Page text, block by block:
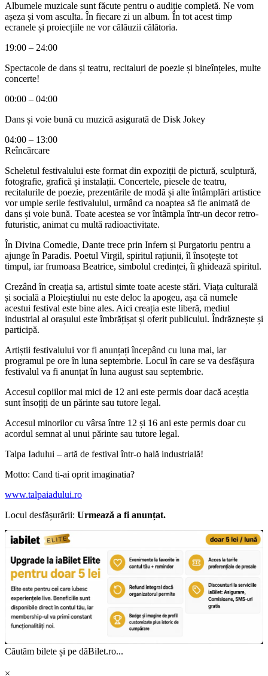
Albumele muzicale sunt făcute pentru o audiție completă. Ne vom
așeza și vom asculta. În fiecare zi un album. În tot acest timp
ecranele și proiecțiile ne vor călăuzii călătoria.
19:00 – 24:00
Spectacole de dans și teatru, recitaluri de poezie și bineînțeles, multe
concerte!
00:00 – 04:00
Dans și voie bună cu muzică asigurată de Disk Jokey
04:00 – 13:00
Reîncărcare
Scheletul festivalului este format din expoziții de pictură, sculptură,
fotografie, grafică și instalații. Concertele, piesele de teatru,
recitalurile de poezie, prezentările de modă și alte întâmplări artistice
vor umple serile festivalului, urmând ca noaptea să fie animată de
dans și voie bună. Toate acestea se vor întâmpla într-un decor retro-
futuristic, animat cu multă radioactivitate.
În Divina Comedie, Dante trece prin Infern și Purgatoriu pentru a
ajunge în Paradis. Poetul Virgil, spiritul rațiunii, îl însoțește tot
timpul, iar frumoasa Beatrice, simbolul credinței, îi ghidează spiritul.
Crezând în creația sa, artistul simte toate aceste stări. Viața culturală
și socială a Ploieștiului nu este deloc la apogeu, așa că numele
acestui festival este bine ales. Aici creația este liberă, mediul
industrial al orașului este îmbrățișat și oferit publicului. Îndrăznește și
participă.
Artiștii festivalului vor fi anunțați începând cu luna mai, iar
programul pe ore în luna septembrie. Locul în care se va desfășura
festivalul va fi anunțat în luna august sau septembrie.
Accesul copiilor mai mici de 12 ani este permis doar dacă aceștia
sunt însoțiți de un părinte sau tutore legal.
Accesul minorilor cu vârsa între 12 și 16 ani este permis doar cu
acordul semnat al unui părinte sau tutore legal.
Talpa Iadului – artă de festival într-o hală industrială!
Motto: Cand ti-ai oprit imaginatia?
www.talpaiadului.ro
Locul desfășurării: Urmează a fi anunțat.
Căutăm bilete și pe dăBilet.ro...
×